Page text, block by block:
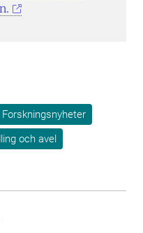
Forskningsnyheter
och avel